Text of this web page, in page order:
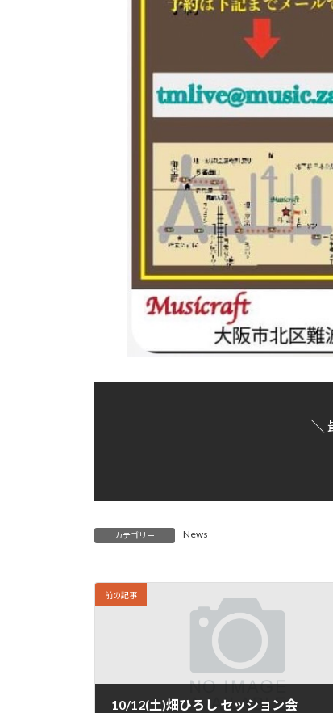
＼
カテゴリー News
前の記事
10/12(土)畑ひろし セッション会